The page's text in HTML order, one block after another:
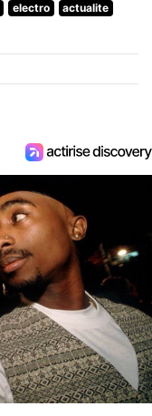
electro
actualite